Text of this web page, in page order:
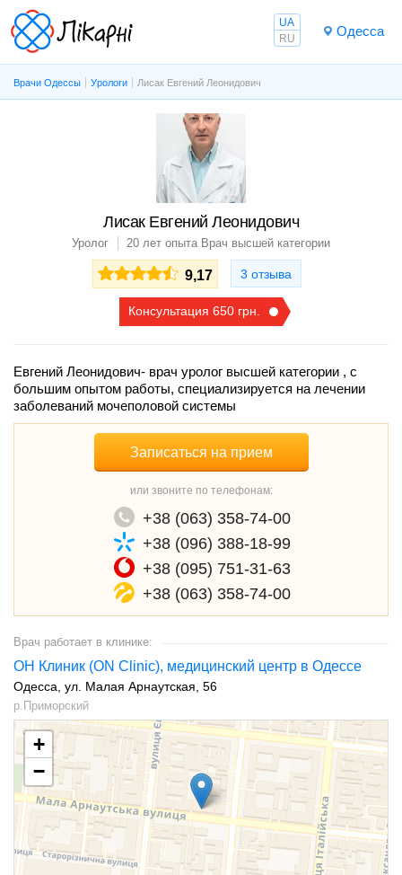
Одесса
UA
RU
Врачи Одессы Урологи Лисак Евгений Леонидович
Лисак Евгений Леонидович
Уролог 20 лет опыта Врач высшей категории
9,17 3 отзыва
Консультация 650 грн.
Евгений Леонидович- врач уролог высшей категории , с
большим опытом работы, специализируется на лечении
заболеваний мочеполовой системы
Записаться на прием
или звоните по телефонам:
+38 (063) 358-74-00
+38 (096) 388-18-99
+38 (095) 751-31-63
+38 (063) 358-74-00
Врач работает в клинике:
ОН Клиник (ON Clinic), медицинский центр в Одессе
Одесса ул. Малая Арнаутская, 56
р.Приморский
+
−